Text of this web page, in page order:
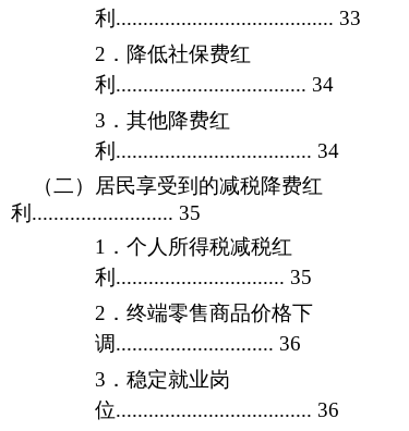
利........................................ 33
2 ． 降低社保费红
利................................... 34
3 ． 其他降费红
利.................................... 34
（二）居民享受到的减税降费红
利.......................... 35
1 ． 个人所得税减税红
利............................... 35
2 ． 终端零售商品价格下
调............................. 36
3 ． 稳定就业岗
位.................................... 36